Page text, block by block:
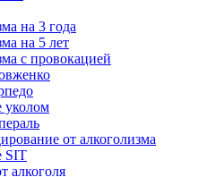
на 3 года
на 5 лет
с провокацией
уколом
от алкоголизма
SIT
алкоголя